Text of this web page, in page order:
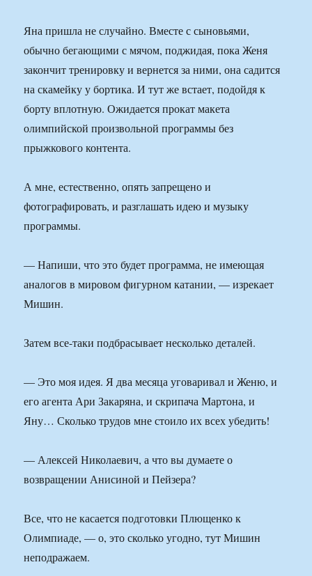
Яна пришла не случайно. Вместе с сыновьями,
обычно бегающими с мячом, поджидая, пока Женя
закончит тренировку и вернется за ними, она садится
на скамейку у бортика. И тут же встает, подойдя к
борту вплотную. Ожидается прокат макета
олимпийской произвольной программы без
прыжкового контента.
А мне, естественно, опять запрещено и
фотографировать, и разглашать идею и музыку
программы.
— Напиши, что это будет программа, не имеющая
аналогов в мировом фигурном катании, — изрекает
Мишин.
Затем все-таки подбрасывает несколько деталей.
— Это моя идея. Я два месяца уговаривал и Женю, и
его агента Ари Закаряна, и скрипача Мартона, и
Яну… Сколько трудов мне стоило их всех убедить!
— Алексей Николаевич, а что вы думаете о
возвращении Анисиной и Пейзера?
Все, что не касается подготовки Плющенко к
Олимпиаде, — о, это сколько угодно, тут Мишин
неподражаем.